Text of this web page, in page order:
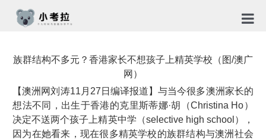
关于
新闻
族群结构不多元？香港家长不想孩子上精英学校（图/澳广
网）
【澳洲网刘涛11月27日编译报道】与当今很多澳洲家长的
想法不同，出生于香港的克里斯蒂娜·胡（Christina Ho）
决定不送两个孩子上精英中学（selective high school），
因为在她看来，现在很多精英学校的族群结构与澳洲社会